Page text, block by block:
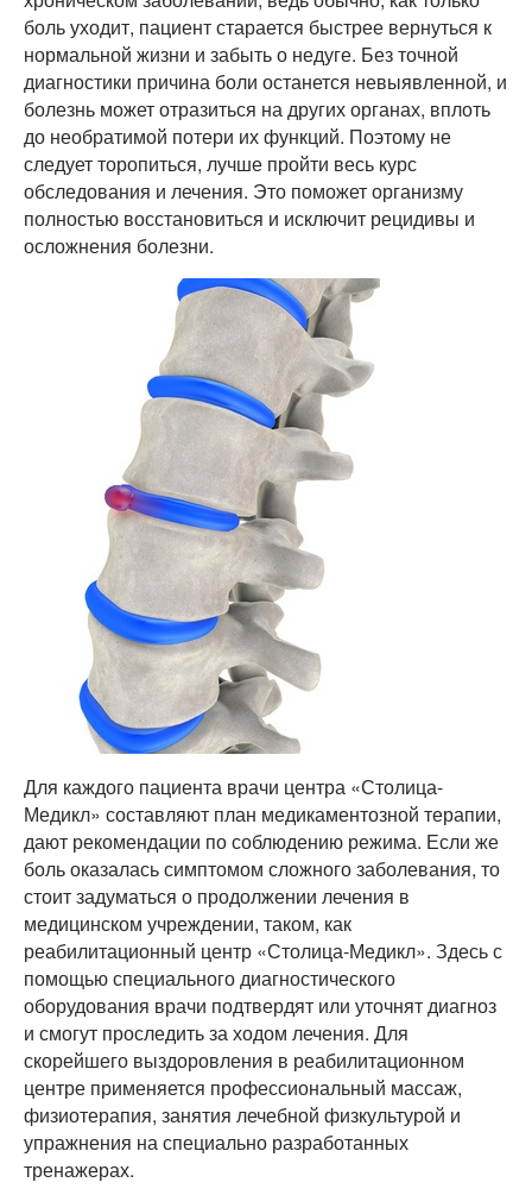
боль уходит, пациент старается быстрее вернуться к
нормальной жизни и забыть о недуге. Без точной
диагностики причина боли останется невыявленной, и
болезнь может отразиться на других органах, вплоть
до необратимой потери их функций. Поэтому не
следует торопиться, лучше пройти весь курс
обследования и лечения. Это поможет организму
полностью восстановиться и исключит рецидивы и
осложнения болезни.
Для каждого пациента врачи центра «Столица-
Медикл» составляют план медикаментозной терапии,
дают рекомендации по соблюдению режима. Если же
боль оказалась симптомом сложного заболевания, то
стоит задуматься о продолжении лечения в
медицинском учреждении, таком, как
реабилитационный центр «Столица-Медикл». Здесь с
помощью специального диагностического
оборудования врачи подтвердят или уточнят диагноз
и смогут проследить за ходом лечения. Для
скорейшего выздоровления в реабилитационном
центре применяется профессиональный массаж,
физиотерапия, занятия лечебной физкультурой и
упражнения на специально разработанных
тренажерах.